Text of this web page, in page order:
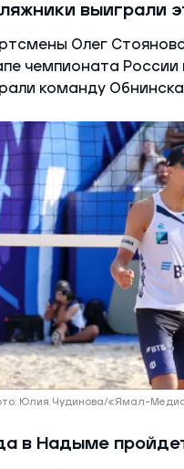
выиграли
Олег
чемпионата России
команду
Юлия Чудинова/«Ямал-
в Надыме